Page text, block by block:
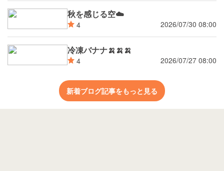
秋を感じる空☁️
4 2026/07/30 08:00
冷凍バナナ🍌🍌🍌
4 2026/07/27 08:00
新着ブログ記事をもっと見る